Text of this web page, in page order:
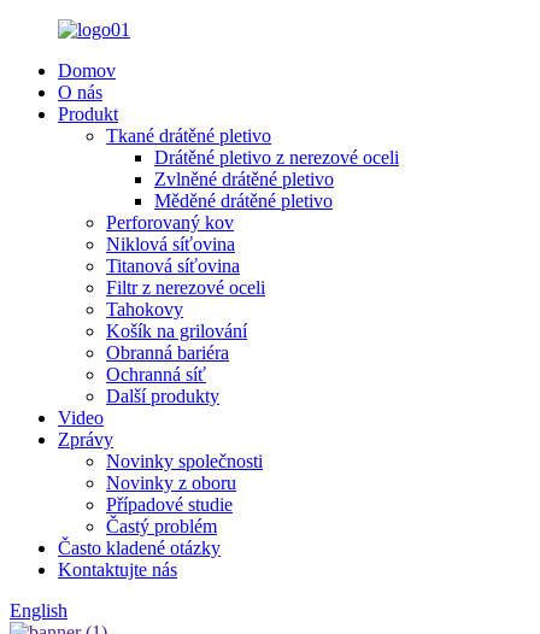
Domov
O nás
Produkt
Tkané drátěné pletivo
Drátěné pletivo z nerezové oceli
Zvlněné drátěné pletivo
Měděné drátěné pletivo
Perforovaný kov
Niklová síťovina
Titanová síťovina
Filtr z nerezové oceli
Tahokovy
Košík na grilování
Obranná bariéra
Ochranná síť
Další produkty
Video
Zprávy
Novinky společnosti
Novinky z oboru
Případové studie
Častý problém
Často kladené otázky
Kontaktujte nás
English